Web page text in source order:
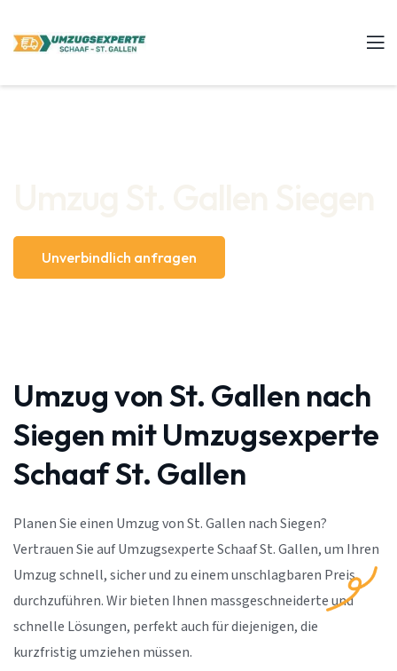
Unverbindlich anfragen
Umzug von St. Gallen nach
Siegen mit Umzugsexperte
Schaaf St. Gallen
Planen Sie einen Umzug von St. Gallen nach Siegen?
Vertrauen Sie auf Umzugsexperte Schaaf St. Gallen, um Ihren
Umzug schnell, sicher und zu einem unschlagbaren Preis
durchzuführen. Wir bieten Ihnen massgeschneiderte und
schnelle Lösungen, perfekt auch für diejenigen, die
kurzfristig umziehen müssen.